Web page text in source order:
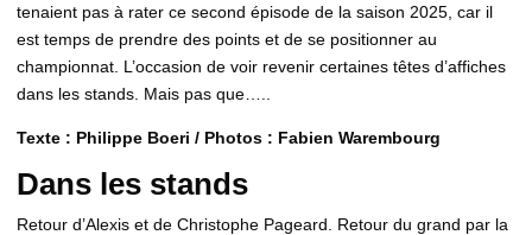
tenaient pas à rater ce second épisode de la saison 2025, car il
est temps de prendre des points et de se positionner au
championnat. L’occasion de voir revenir certaines têtes d’affiches
dans les stands. Mais pas que…..
Texte : Philippe Boeri / Photos : Fabien Warembourg
Dans les stands
Retour d’Alexis et de Christophe Pageard. Retour du grand par la